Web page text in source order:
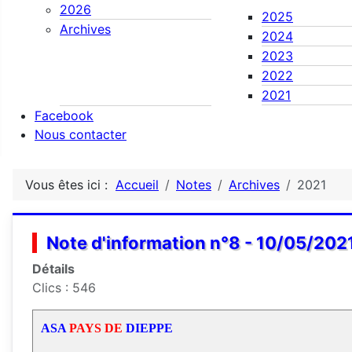
2026
Archives
2025
2024
2023
2022
2021
Facebook
Nous contacter
Vous êtes ici : Accueil Notes Archives 2021
Note d'information n°8 - 10/05/
Détails
Clics : 546
ASA PAYS DE DIEPPE